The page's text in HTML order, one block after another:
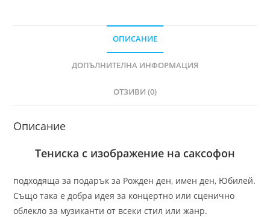
ОПИСАНИЕ
ДОПЪЛНИТЕЛНА ИНФОРМАЦИЯ
ОТЗИВИ (0)
Описание
Тениска с изображение на саксофон
подходяща за подарък за Рожден ден, имен ден, Юбилей.
Също така е добра идея за концертно или сценично
облекло за музиканти от всеки стил или жанр.